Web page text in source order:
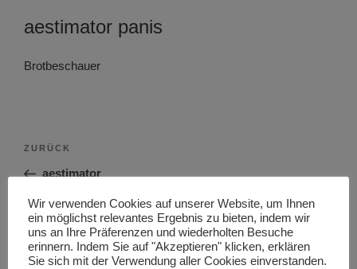
aestimator panis
Brotbeschauer
Beitragsnavigation
Vorheriger
Beitrag
ZURÜCK
aestimator
Nächster
Beitrag
WEITER
aestimator rerum
Wir verwenden Cookies auf unserer Website, um Ihnen
ein möglichst relevantes Ergebnis zu bieten, indem wir
uns an Ihre Präferenzen und wiederholten Besuche
erinnern. Indem Sie auf "Akzeptieren" klicken, erklären
Sie sich mit der Verwendung aller Cookies einverstanden.